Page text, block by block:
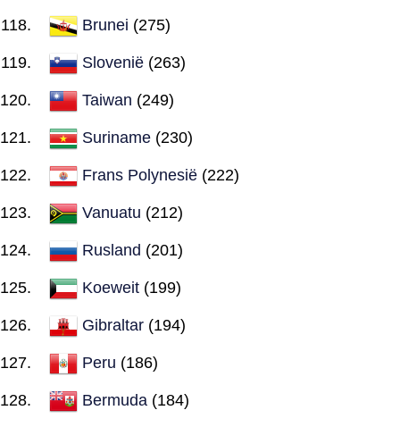
Brunei (275)
Slovenië (263)
Taiwan (249)
Suriname (230)
Frans Polynesië (222)
Vanuatu (212)
Rusland (201)
Koeweit (199)
Gibraltar (194)
Peru (186)
Bermuda (184)